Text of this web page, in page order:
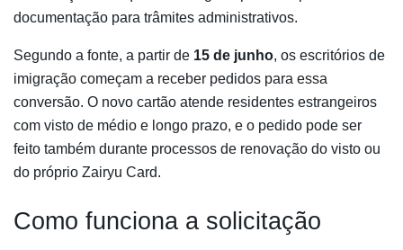
documentação para trâmites administrativos.
Segundo a fonte, a partir de 15 de junho, os escritórios de
imigração começam a receber pedidos para essa
conversão. O novo cartão atende residentes estrangeiros
com visto de médio e longo prazo, e o pedido pode ser
feito também durante processos de renovação do visto ou
do próprio Zairyu Card.
Como funciona a solicitação